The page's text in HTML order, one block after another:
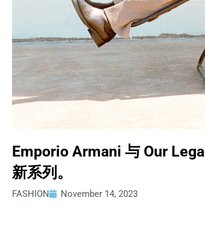
Emporio Armani 与 Our
新系列。
FASHION November 14, 2023